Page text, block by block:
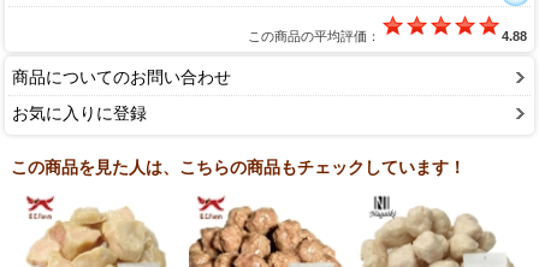
この商品の平均評価： 4.88
商品についてのお問い合わせ
お気に入りに登録
この商品を見た人は、こちらの商品もチェックしています！